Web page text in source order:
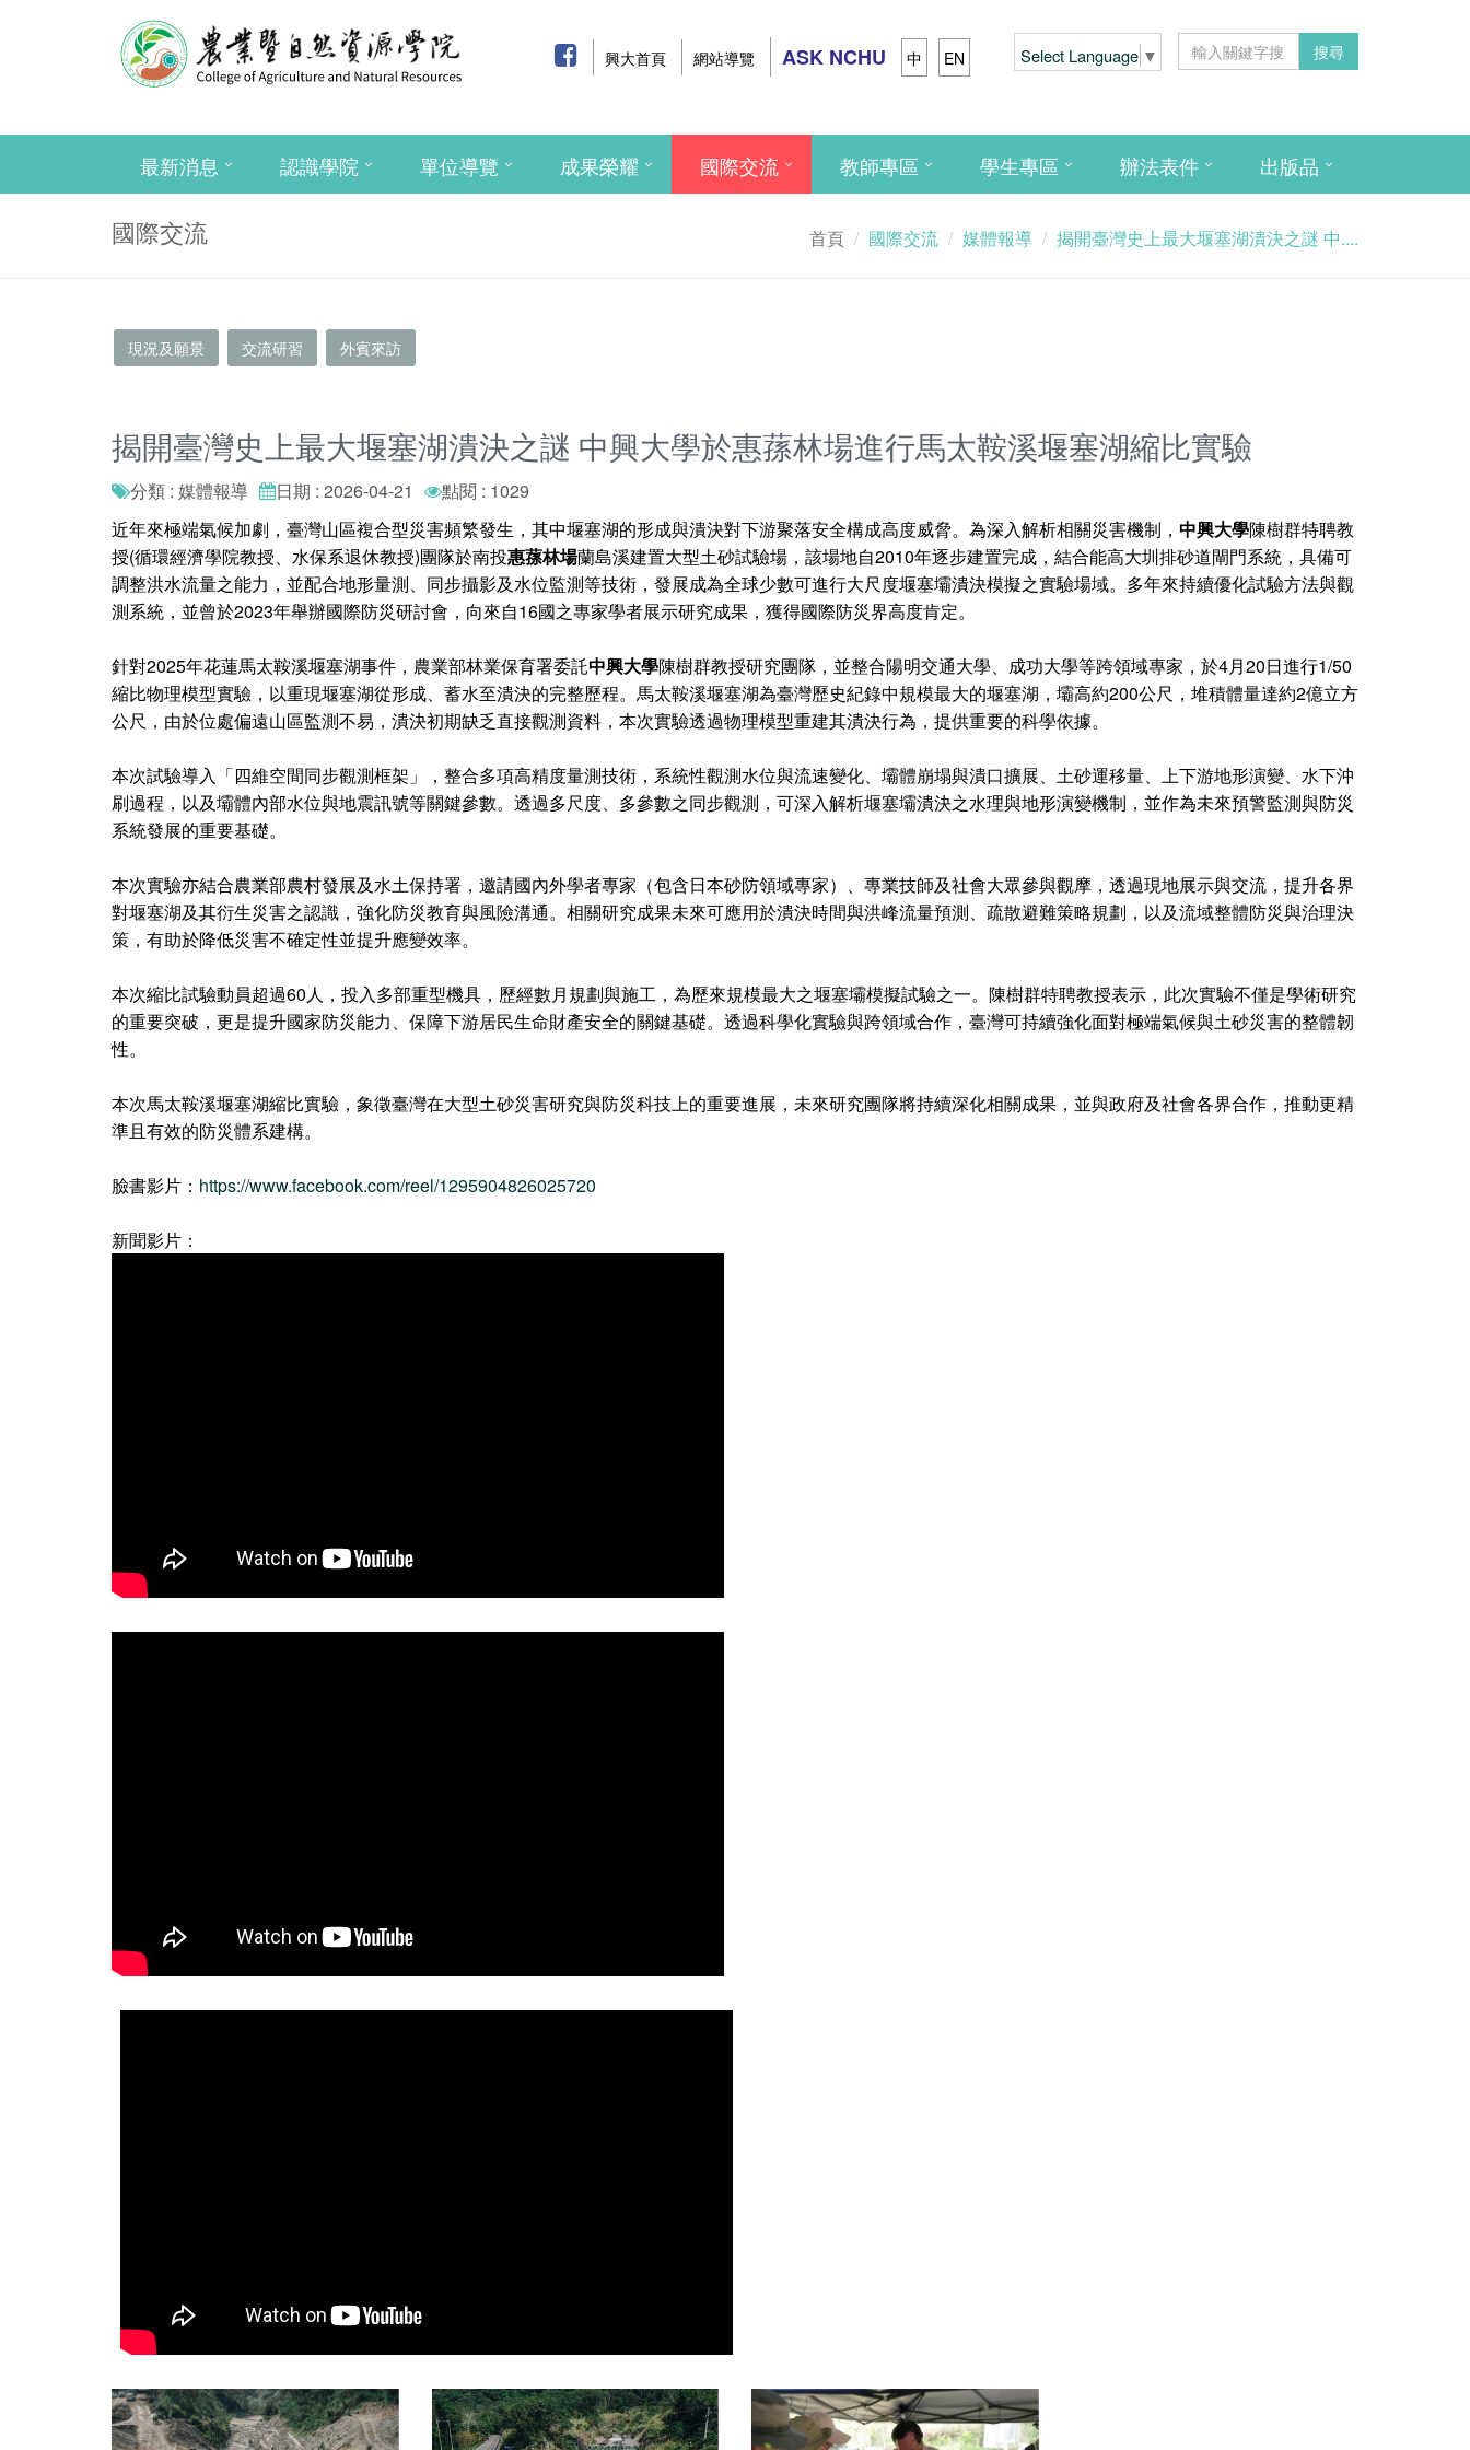
興大首頁 網站導覽 ASK NCHU 中 EN Select Language ▼ 搜尋
最新消息 認識學院 單位導覽 成果榮耀 國際交流 教師專區 學生專區 辦法表件 出版品
國際交流 首頁 國際交流 媒體報導 揭開臺灣史上最大堰塞湖潰決之謎 中....
現況及願景 交流研習 外賓來訪
揭開臺灣史上最大堰塞湖潰決之謎 中興大學於惠蓀林場進行馬太鞍溪堰塞湖縮比實驗
分類 : 媒體報導 日期 : 2026-04-21
點閱 : 1029
近年來極端氣候加劇，臺灣山區複合型災害頻繁發生，其中堰塞湖的形成與潰決對下游聚落安全構成高度威脅。為深入解析相關災害機制， 中興大學陳樹群特聘教
授(循環經濟學院教授、水保系退休教授)團隊於南投惠蓀林場蘭島溪建置大型土砂試驗場，該場地自2010年逐步建置完成，結合能高大圳排砂道閘門系統，具備可
調整洪水流量之能力，並配合地形量測、同步攝影及水位監測等技術，發展成為全球少數可進行大尺度堰塞壩潰決模擬之實驗場域。多年來持續優化試驗方法與觀
測系統，並曾於2023年舉辦國際防災研討會，向來自16國之專家學者展示研究成果，獲得國際防災界高度肯定。
針對2025年花蓮馬太鞍溪堰塞湖事件，農業部林業保育署委託中興大學陳樹群教授研究團隊，並整合陽明交通大學、成功大學等跨領域專家，於4月20日進行1/50
縮比物理模型實驗，以重現堰塞湖從形成、蓄水至潰決的完整歷程。馬太鞍溪堰塞湖為臺灣歷史紀錄中規模最大的堰塞湖，壩高約200公尺，堆積體量達約2億立方
公尺，由於位處偏遠山區監測不易，潰決初期缺乏直接觀測資料，本次實驗透過物理模型重建其潰決行為，提供重要的科學依據。
本次試驗導入「四維空間同步觀測框架」，整合多項高精度量測技術，系統性觀測水位與流速變化、壩體崩塌與潰口擴展、土砂運移量、上下游地形演變、水下沖
刷過程，以及壩體內部水位與地震訊號等關鍵參數。透過多尺度、多參數之同步觀測，可深入解析堰塞壩潰決之水理與地形演變機制，並作為未來預警監測與防災
系統發展的重要基礎。
本次實驗亦結合農業部農村發展及水土保持署，邀請國內外學者專家（包含日本砂防領域專家）、專業技師及社會大眾參與觀摩，透過現地展示與交流，提升各界
對堰塞湖及其衍生災害之認識，強化防災教育與風險溝通。相關研究成果未來可應用於潰決時間與洪峰流量預測、疏散避難策略規劃，以及流域整體防災與治理決
策，有助於降低災害不確定性並提升應變效率。
本次縮比試驗動員超過60人，投入多部重型機具，歷經數月規劃與施工，為歷來規模最大之堰塞壩模擬試驗之一。陳樹群特聘教授表示，此次實驗不僅是學術研究
的重要突破，更是提升國家防災能力、保障下游居民生命財產安全的關鍵基礎。透過科學化實驗與跨領域合作，臺灣可持續強化面對極端氣候與土砂災害的整體韌
性。
本次馬太鞍溪堰塞湖縮比實驗，象徵臺灣在大型土砂災害研究與防災科技上的重要進展，未來研究團隊將持續深化相關成果，並與政府及社會各界合作，推動更精
準且有效的防災體系建構。
臉書影片： https://www.facebook.com/reel/1295904826025720
新聞影片：